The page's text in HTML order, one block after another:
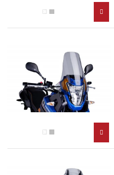
Przezroczysty (W)
Lekko przyciemniany (H)
Przezroczysty (W)
Lekko przyciemniany (H)